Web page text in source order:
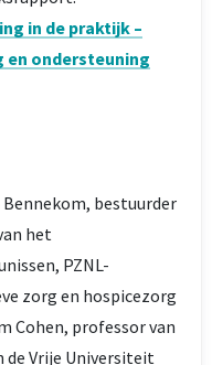
in de praktijk –
en ondersteuning
Bennekom, bestuurder
het
PZNL-
zorg en hospicezorg
Cohen, professor van
de Vrije Universiteit